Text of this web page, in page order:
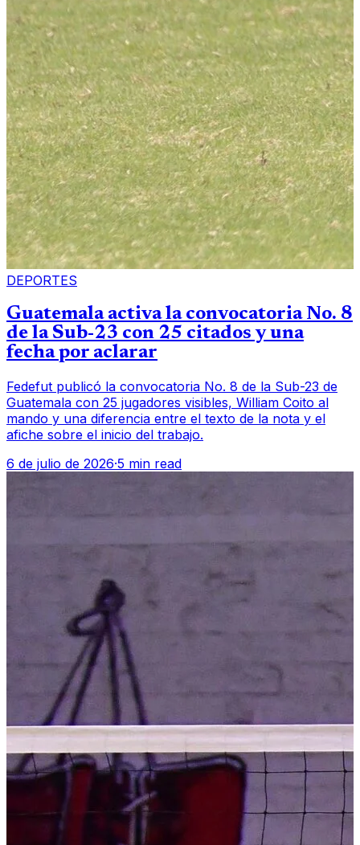
DEPORTES
Guatemala activa la convocatoria No. 8
de la Sub-23 con 25 citados y una
fecha por aclarar
Fedefut publicó la convocatoria No. 8 de la Sub-23 de
Guatemala con 25 jugadores visibles, William Coito al
mando y una diferencia entre el texto de la nota y el
afiche sobre el inicio del trabajo.
6 de julio de 2026·5 min read